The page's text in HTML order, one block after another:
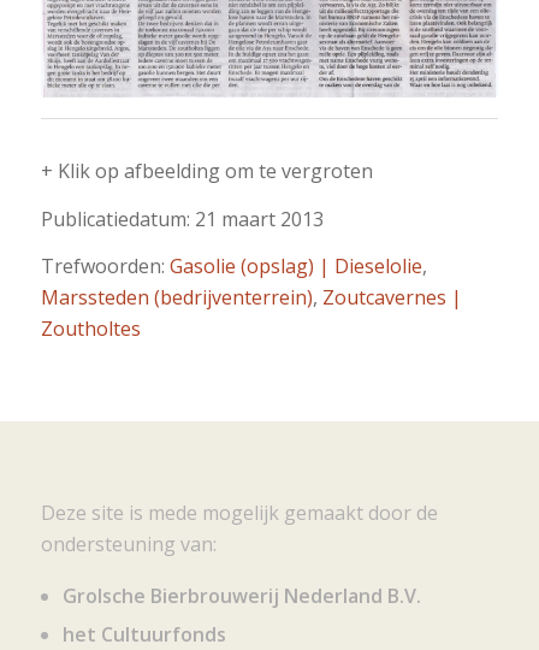
+ Klik op afbeelding om te vergroten
Publicatiedatum: 21 maart 2013
Trefwoorden: Gasolie (opslag) | Dieselolie,
Marssteden (bedrijventerrein), Zoutcavernes |
Zoutholtes
Deze site is mede mogelijk gemaakt door de
ondersteuning van:
Grolsche Bierbrouwerij Nederland B.V.
het Cultuurfonds